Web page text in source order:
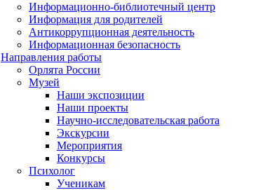
Информационно-библиотечный центр
Информация для родителей
Антикоррупционная деятельность
Информационная безопасность
Направления работы
Орлята России
Музей
Наши экспозиции
Наши проекты
Научно-исследовательская работа
Экскурсии
Мероприятия
Конкурсы
Психолог
Ученикам